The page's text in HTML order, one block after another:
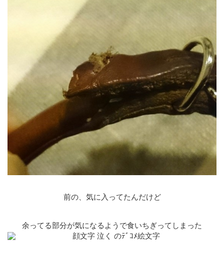
前の、気に入ってたんだけど
余ってる部分が気になるようで食いちぎってしまった